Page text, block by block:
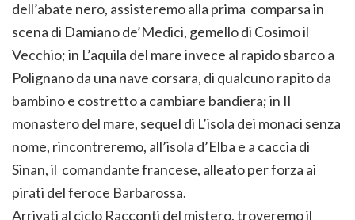
dell’abate nero, assisteremo alla prima comparsa in
scena di Damiano de’Medici, gemello di Cosimo il
Vecchio; in L’aquila del mare invece al rapido sbarco a
Polignano da una nave corsara, di qualcuno rapito da
bambino e costretto a cambiare bandiera; in Il
monastero del mare, sequel di L’isola dei monaci senza
nome, rincontreremo, all’isola d’Elba e a caccia di
Sinan, il comandante francese, alleato per forza ai
pirati del feroce Barbarossa.
Arrivati al ciclo Racconti del mistero, troveremo il